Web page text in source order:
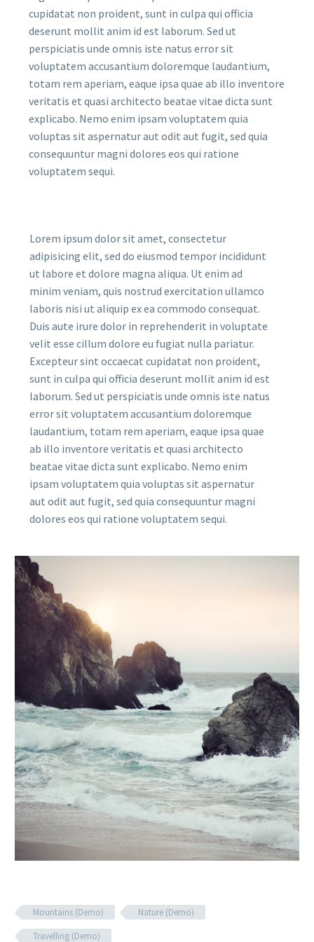
cupidatat non proident, sunt in culpa qui officia
deserunt mollit anim id est laborum. Sed ut
perspiciatis unde omnis iste natus error sit
voluptatem accusantium doloremque laudantium,
totam rem aperiam, eaque ipsa quae ab illo inventore
veritatis et quasi architecto beatae vitae dicta sunt
explicabo. Nemo enim ipsam voluptatem quia
voluptas sit aspernatur aut odit aut fugit, sed quia
consequuntur magni dolores eos qui ratione
voluptatem sequi.
Lorem ipsum dolor sit amet, consectetur
adipisicing elit, sed do eiusmod tempor incididunt
ut labore et dolore magna aliqua. Ut enim ad
minim veniam, quis nostrud exercitation ullamco
laboris nisi ut aliquip ex ea commodo consequat.
Duis aute irure dolor in reprehenderit in voluptate
velit esse cillum dolore eu fugiat nulla pariatur.
Excepteur sint occaecat cupidatat non proident,
sunt in culpa qui officia deserunt mollit anim id est
laborum. Sed ut perspiciatis unde omnis iste natus
error sit voluptatem accusantium doloremque
laudantium, totam rem aperiam, eaque ipsa quae
ab illo inventore veritatis et quasi architecto
beatae vitae dicta sunt explicabo. Nemo enim
ipsam voluptatem quia voluptas sit aspernatur
aut odit aut fugit, sed quia consequuntur magni
dolores eos qui ratione voluptatem sequi.
Mountains (Demo)
Nature (Demo)
Travelling (Demo)